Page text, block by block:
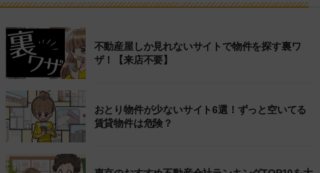
不動産屋しか見れないサイトで物件を探す裏ワ
ザ！【来店不要】
おとり物件が少ないサイト6選！ずっと空いてる
賃貸物件は危険？